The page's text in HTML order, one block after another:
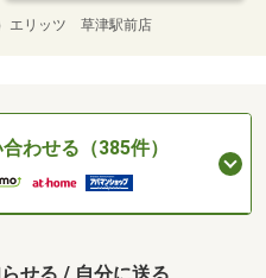
）エリッツ 草津駅前店
わせる（385件）